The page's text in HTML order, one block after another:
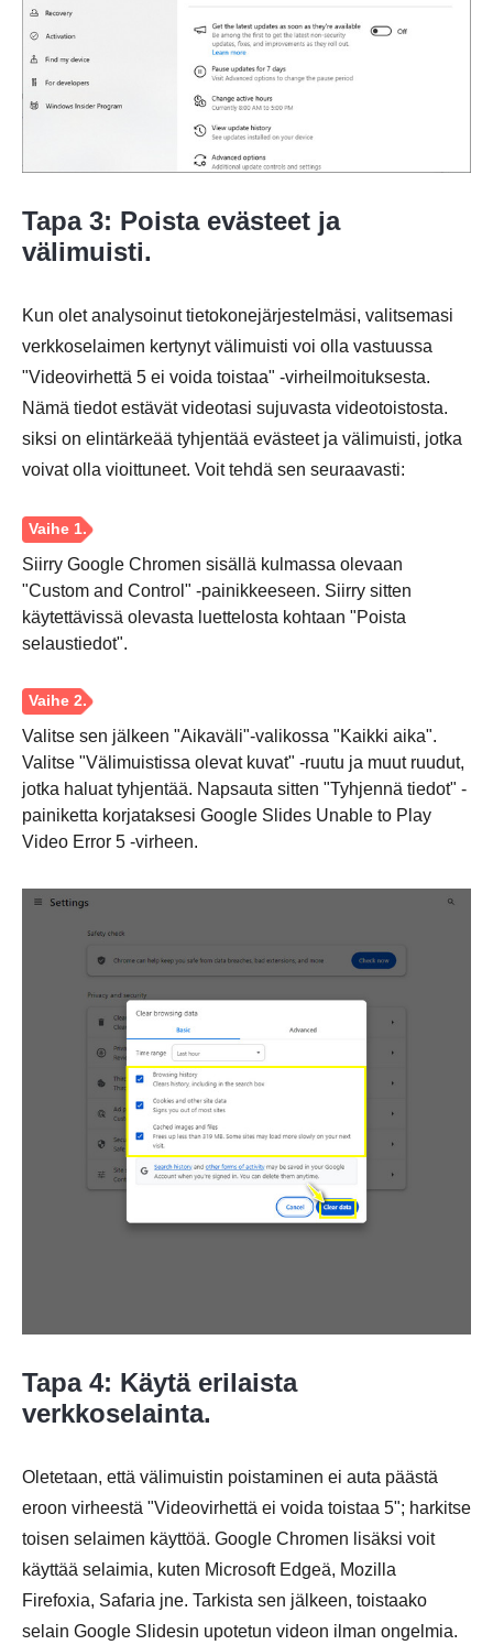
Vaihe 1.
Tapa 3: Poista evästeet ja
välimuisti.
Kun olet analysoinut tietokonejärjestelmäsi, valitsemasi
verkkoselaimen kertynyt välimuisti voi olla vastuussa
"Videovirhettä 5 ei voida toistaa" -virheilmoituksesta.
Nämä tiedot estävät videotasi sujuvasta videotoistosta.
siksi on elintärkeää tyhjentää evästeet ja välimuisti, jotka
voivat olla vioittuneet. Voit tehdä sen seuraavasti:
Siirry Google Chromen sisällä kulmassa olevaan
"Custom and Control" -painikkeeseen. Siirry sitten
käytettävissä olevasta luettelosta kohtaan "Poista
selaustiedot".
Valitse sen jälkeen "Aikaväli"-valikossa "Kaikki aika".
Valitse "Välimuistissa olevat kuvat" -ruutu ja muut ruudut,
jotka haluat tyhjentää. Napsauta sitten "Tyhjennä tiedot" -
painiketta korjataksesi Google Slides Unable to Play
Video Error 5 -virheen.
Tapa 4: Käytä erilaista
verkkoselainta.
Oletetaan, että välimuistin poistaminen ei auta päästä
eroon virheestä "Videovirhettä ei voida toistaa 5"; harkitse
toisen selaimen käyttöä. Google Chromen lisäksi voit
käyttää selaimia, kuten Microsoft Edgeä, Mozilla
Firefoxia, Safaria jne. Tarkista sen jälkeen, toistaako
selain Google Slidesin upotetun videon ilman ongelmia.